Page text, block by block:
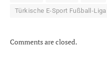
Türkische E-Sport Fußball-Liga
Comments are closed.